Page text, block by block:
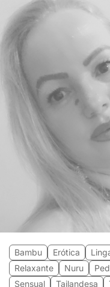
Bambu Erótica
Relaxante
Nuru
Sensual
Tailandesa